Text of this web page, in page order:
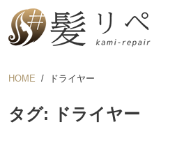
HOME ドライヤー
タグ: ドライヤー